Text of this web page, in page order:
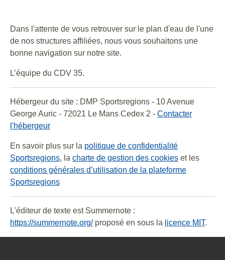
Dans l'attente de vous retrouver sur le plan d'eau de l'une
de nos structures affiliées, nous vous souhaitons une
bonne navigation sur notre site.
L’équipe du CDV 35.
Hébergeur du site : DMP Sportsregions - 10 Avenue
George Auric - 72021 Le Mans Cedex 2 - Contacter
l'hébergeur
En savoir plus sur la politique de confidentialité
Sportsregions, la charte de gestion des cookies et les
conditions générales d’utilisation de la plateforme
Sportsregions
L'éditeur de texte est Summernote :
https://summernote.org/proposé en sous la licence MIT.